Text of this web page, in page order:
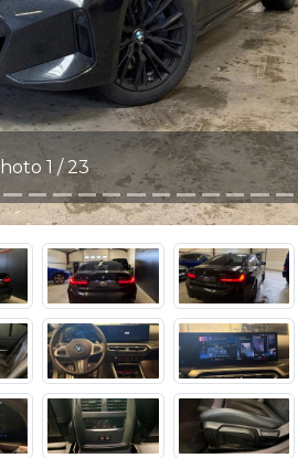
1 / 23